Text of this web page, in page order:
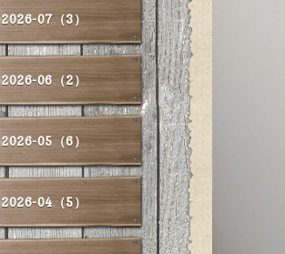
2026-07（3）
2026-06（2）
2026-05（6）
2026-04（5）